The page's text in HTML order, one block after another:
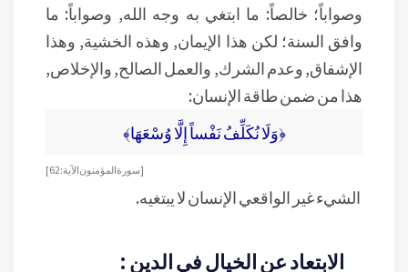
وصواباً؛ خالصاً: ما ابتغي به وجه الله, وصواباً: ما
وافق السنة؛ لكن هذا الإيمان, وهذه الخشية, وهذا
الإشفاق, وعدم الشرك, والعمل الصالح, والإخلاص,
هذا من ضمن طاقة الإنسان:
﴿وَلَا نُكَلِّفُ نَفْساً إِلَّا وُسْعَهَا﴾
[سورة المؤمنون الآية:62]
الشيء غير الواقعي الإنسان لا يبتغيه.
الابتعاد عن الخيال في الدين :